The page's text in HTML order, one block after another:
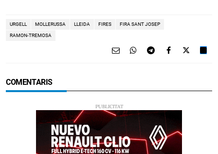
URGELL MOLLERUSSA LLEIDA FIRES FIRA SANT JOSEP
RAMON-TREMOSA
COMENTARIS